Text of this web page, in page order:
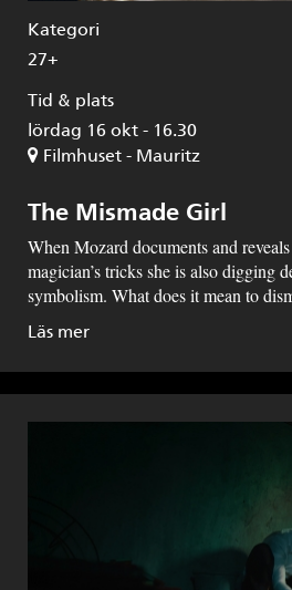
Kategori
27+
Tid & plats
lördag 16 okt - 16.30
Filmhuset - Mauritz
The Mismade Girl
When Mozard documents and
magician’s tricks she is also digging
symbolism. What does it mean to
Läs mer